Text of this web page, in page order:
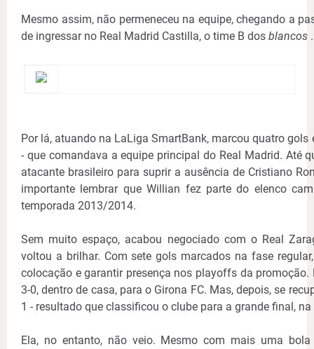
Mesmo assim, não permeneceu na equipe, chegando a
de ingressar no Real Madrid Castilla, o time B dos blancos .
Por lá, atuando na LaLiga SmartBank, marcou quatro
- que comandava a equipe principal do Real Madrid. Até
atacante brasileiro para suprir a ausência de Cristiano
importante lembrar que Willian fez parte do elenco
temporada 2013/2014.
Sem muito espaço, acabou negociado com o Real
voltou a brilhar. Com sete gols marcados na fase
colocação e garantir presença nos playoffs da
3-0, dentro de casa, para o Girona FC. Mas, depois, se
1 - resultado que classificou o clube para a grande final,
Ela, no entanto, não veio. Mesmo com mais uma